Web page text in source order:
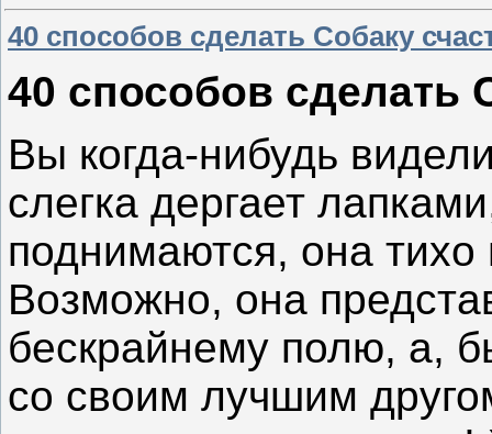
40 способов сделать Собаку
40 способов сделать
Вы когда-нибудь
слегка дергает
поднимаются, она тихо
Возможно, она
бескрайнему полю, а,
со своим лучшим